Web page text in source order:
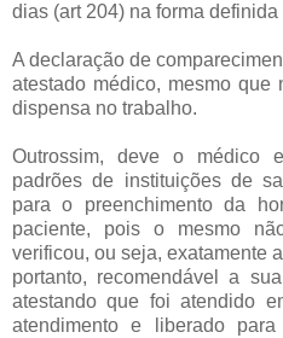
dias (art 204) na forma
A declaração de
atestado médico, mesmo que
dispensa no trabalho.
Outrossim, deve o médico
padrões de instituições de
para o preenchimento da
paciente, pois o mesmo
verificou, ou seja, exatamente
portanto, recomendável a
atestando que foi atendido
atendimento e liberado